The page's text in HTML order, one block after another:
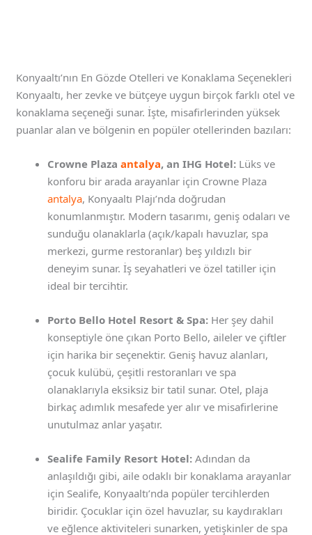
Konyaaltı’nın En Gözde Otelleri ve Konaklama Seçenekleri
Konyaaltı, her zevke ve bütçeye uygun birçok farklı otel ve
konaklama seçeneği sunar. İşte, misafirlerinden yüksek
puanlar alan ve bölgenin en popüler otellerinden bazıları:
Crowne Plazaantalya, an IHG Hotel: Lüks ve
konforu bir arada arayanlar için Crowne Plaza
antalya, Konyaaltı Plajı’nda doğrudan
konumlanmıştır. Modern tasarımı, geniş odaları ve
sunduğu olanaklarla (açık/kapalı havuzlar, spa
merkezi, gurme restoranlar) beş yıldızlı bir
deneyim sunar. İş seyahatleri ve özel tatiller için
ideal bir tercihtir.
Porto Bello Hotel Resort & Spa: Her şey dahil
konseptiyle öne çıkan Porto Bello, aileler ve çiftler
için harika bir seçenektir. Geniş havuz alanları,
çocuk kulübü, çeşitli restoranları ve spa
olanaklarıyla eksiksiz bir tatil sunar. Otel, plaja
birkaç adımlık mesafede yer alır ve misafirlerine
unutulmaz anlar yaşatır.
Sealife Family Resort Hotel: Adından da
anlaşıldığı gibi, aile odaklı bir konaklama arayanlar
için Sealife, Konyaaltı’nda popüler tercihlerden
biridir. Çocuklar için özel havuzlar, su kaydırakları
ve eğlence aktiviteleri sunarken, yetişkinler de spa